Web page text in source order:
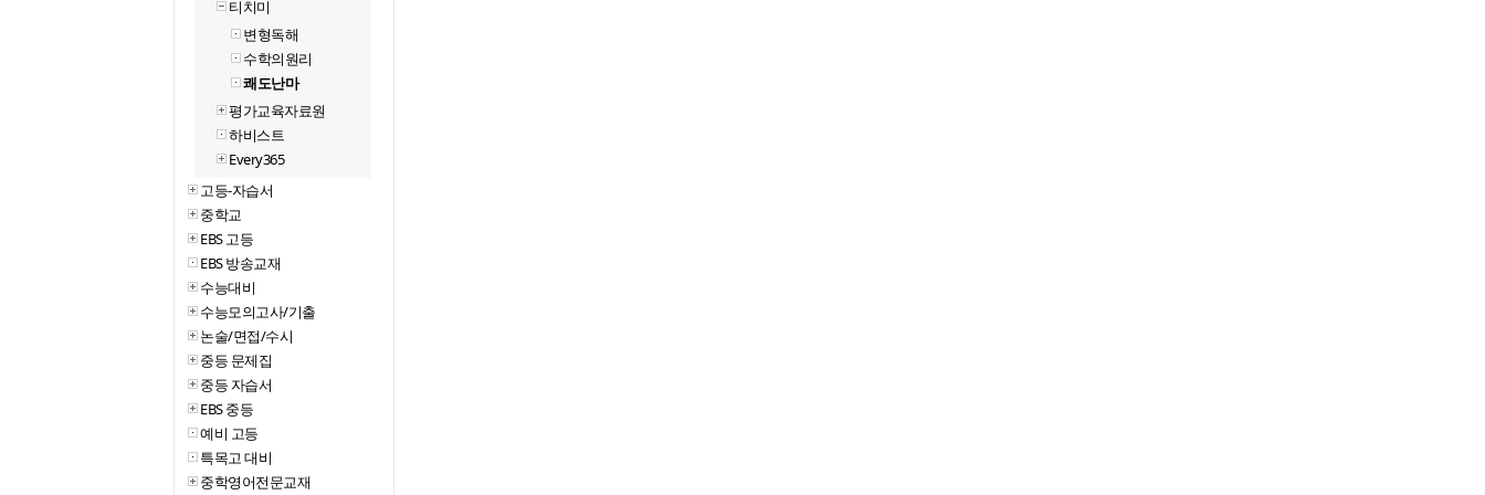
티치미
변형독해
수학의원리
쾌도난마
평가교육자료원
하비스트
Every365
고등-자습서
중학교
EBS 고등
EBS 방송교재
수능대비
수능모의고사/기출
논술/면접/수시
중등 문제집
중등 자습서
EBS 중등
예비 고등
특목고 대비
중학영어전문교재